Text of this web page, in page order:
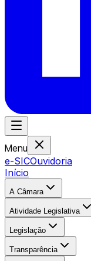
Menu
e-SICOuvidoria
Início
A Câmara
Atividade Legislativa
Legislação
Transparência